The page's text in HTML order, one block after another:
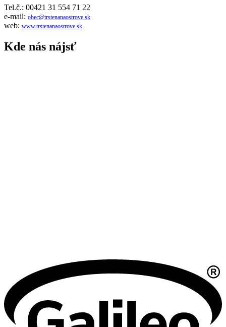
Tel.č.: 00421 31 554 71 22
e-mail: obec@trstenanaostrove.sk
web: www.trstenanaostrove.sk
Kde nás nájsť